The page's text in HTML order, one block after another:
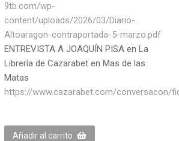
9tb.com/wp-
content/uploads/2026/03/Diario-
Altoaragon-contraportada-5-marzo.pdf
ENTREVISTA A JOAQUÍN PISA en La
Librería de Cazarabet en Mas de las
Matas
https://www.cazarabet.com/conversacon/
Añadir al carrito